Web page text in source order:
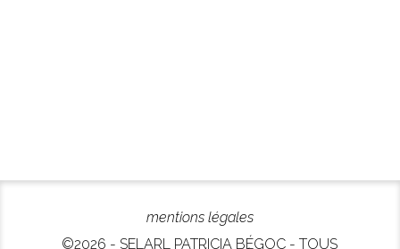
mentions légales
©2026 - SELARL PATRICIA BÉGOC - TOUS